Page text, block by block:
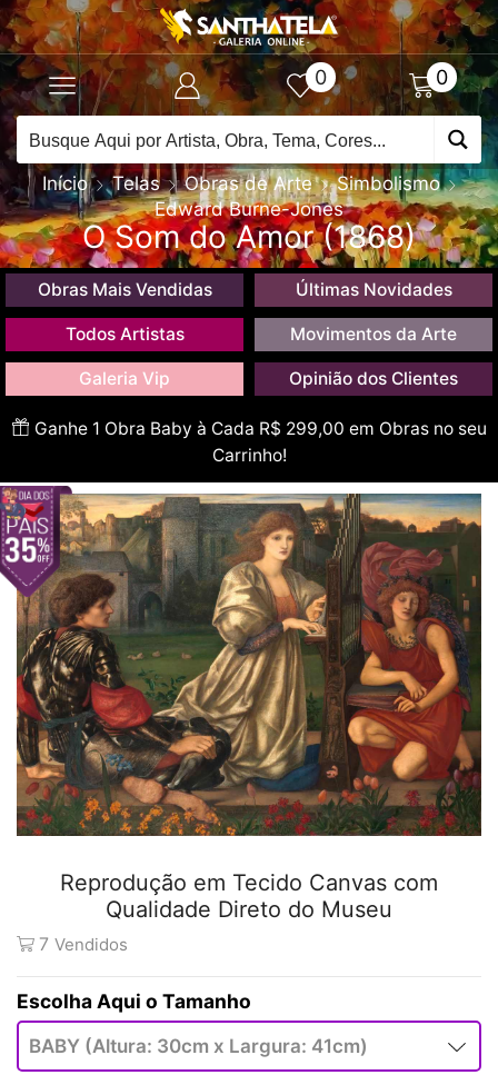
0 0
Início Telas Obras de Arte
Simbolismo
Edward Burne-Jones
O Som do Amor (1868)
Obras Mais Vendidas Últimas Novidades
Todos Artistas Movimentos da Arte
Galeria Vip Opinião dos Clientes
Ganhe 1 Obra Baby à Cada R$ 299,00 em Obras no seu
Carrinho!
Reprodução em Tecido Canvas com
Qualidade Direto do Museu
7 Vendidos
Tamanho